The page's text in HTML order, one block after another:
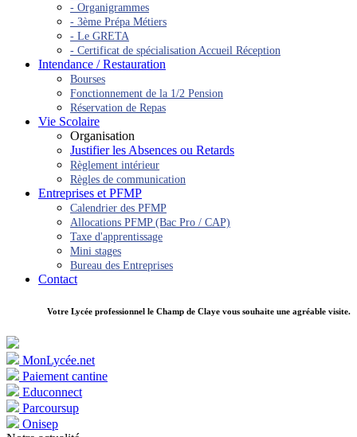
- Organigrammes
- 3ème Prépa Métiers
- Le GRETA
- Certificat de spécialisation Accueil Réception
Intendance / Restauration
Bourses
Fonctionnement de la 1/2 Pension
Réservation de Repas
Vie Scolaire
Organisation
Justifier les Absences ou Retards
Règlement intérieur
Règles de communication
Entreprises et PFMP
Calendrier des PFMP
Allocations PFMP (Bac Pro / CAP)
Taxe d'apprentissage
Mini stages
Bureau des Entreprises
Contact
Votre Lycée professionnel le Champ de Claye vous souhaite une agréable visite.
MonLycée.net
Paiement cantine
Educonnect
Parcoursup
Onisep